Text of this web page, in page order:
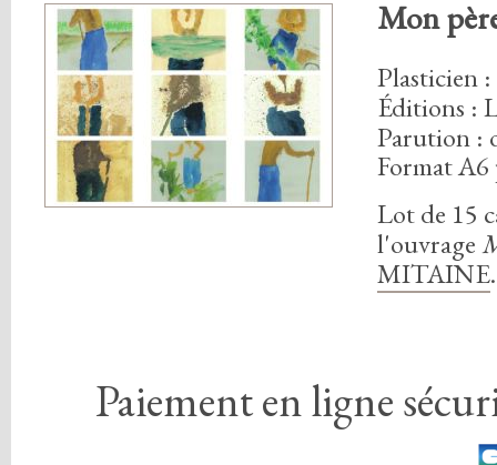
Mon
Plasticien :
Éditions :
Parution :
Format A6
Lot de 15
l'ouvrage
MITAINE.
Paiement en ligne